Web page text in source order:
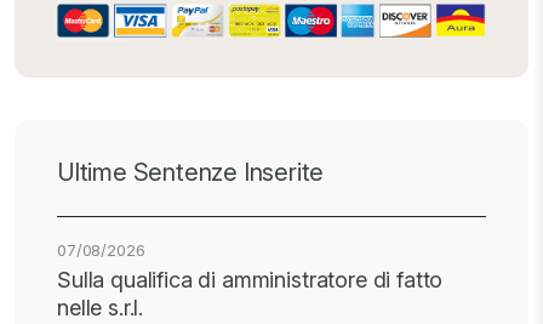
Ultime Sentenze Inserite
07/08/2026
Sulla qualifica di amministratore di fatto
nelle s.r.l.